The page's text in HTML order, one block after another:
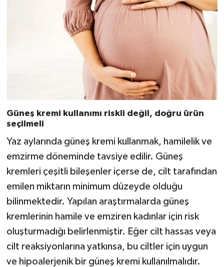
Güneş kremi kullanımı riskli değil, doğru ürün
seçilmeli
Yaz aylarında güneş kremi kullanmak, hamilelik ve
emzirme döneminde tavsiye edilir. Güneş
kremleri çeşitli bileşenler içerse de, cilt tarafından
emilen miktarın minimum düzeyde olduğu
bilinmektedir. Yapılan araştırmalarda güneş
kremlerinin hamile ve emziren kadınlar için risk
oluşturmadığı belirlenmiştir. Eğer cilt hassas veya
cilt reaksiyonlarına yatkınsa, bu ciltler için uygun
ve hipoalerjenik bir güneş kremi kullanılmalıdır.